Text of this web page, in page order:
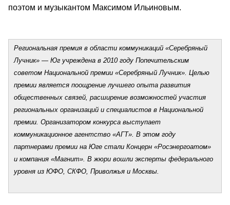
поэтом и музыкантом Максимом Ильиновым.
Региональная премия в области коммуникаций «Серебряный
Лучник» — Юг учреждена в 2010 году Попечительским
советом Национальной премии «Серебряный Лучник». Целью
премии является поощрение лучшего опыта развития
общественных связей, расширение возможностей участия
региональных организаций и специалистов в Национальной
премии. Организатором конкурса выступает
коммуникационное агентство «АГТ». В этом году
партнерами премии на Юге стали Концерн «Росэнергоатом»
и компания «Магнит». В жюри вошли эксперты федерального
уровня из ЮФО, СКФО, Приволжья и Москвы.